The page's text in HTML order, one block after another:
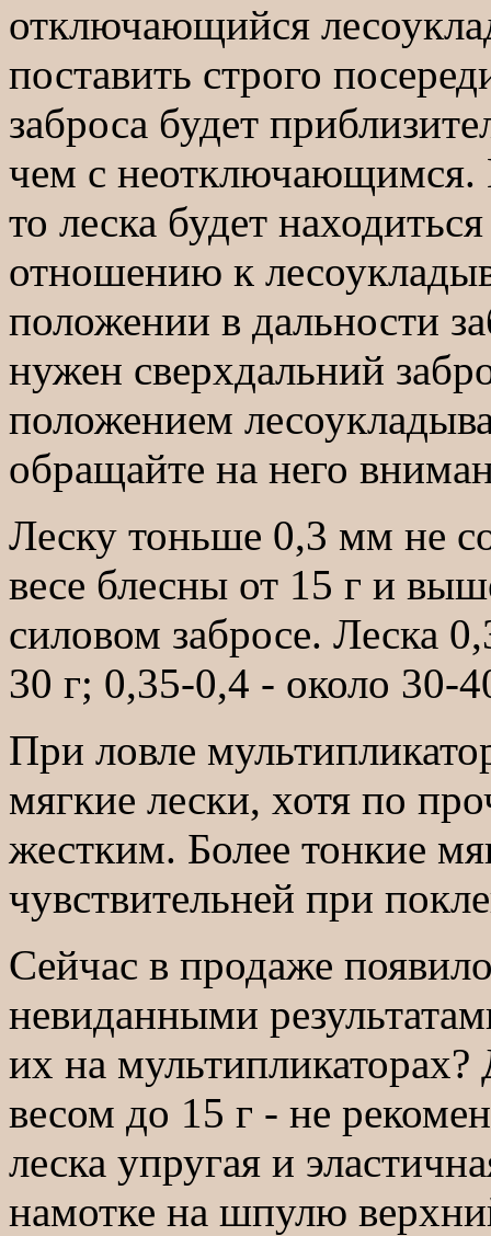
отключающийся
поставить строго
заброса будет
чем с неотключающимся.
то леска будет
отношению к
положении в дальности
нужен сверхдальний
положением
обращайте на него
Леску тоньше 0,3 мм не
весе блесны от 15 г и
силовом забросе. Леска
30 г; 0,35-0,4 - около 30-
При ловле
мягкие лески, хотя по
жестким. Более тонкие
чувствительней при
Сейчас в продаже
невиданными
их на мультипликаторах?
весом до 15 г - не
леска упругая и
намотке на шпулю